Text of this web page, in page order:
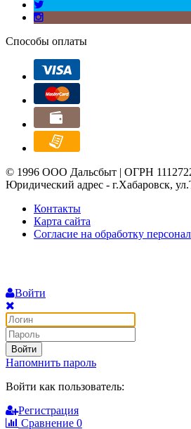
Способы оплаты
© 1996 ООО Дальсбыт | ОГРН
Юридический адрес - г.Хабаровск,
Контакты
Карта сайта
Согласие на обработку
Войти
Войти
Напомнить пароль
Войти как пользователь:
Регистрация
Сравнение 0